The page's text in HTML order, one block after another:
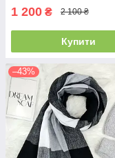
1 200 ₴ 2 100 ₴
Купити
–43%